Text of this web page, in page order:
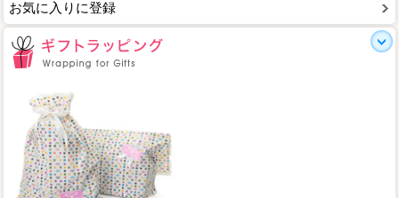
お気に入りに登録